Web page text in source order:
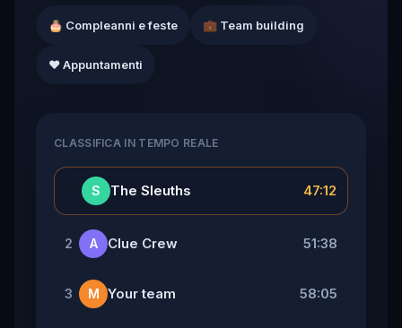
🎂 Compleanni e feste 💼 Team building
❤️ Appuntamenti
CLASSIFICA IN TEMPO REALE
S The Sleuths 47:12
2 A Clue Crew 51:38
3 M Your team 58:05